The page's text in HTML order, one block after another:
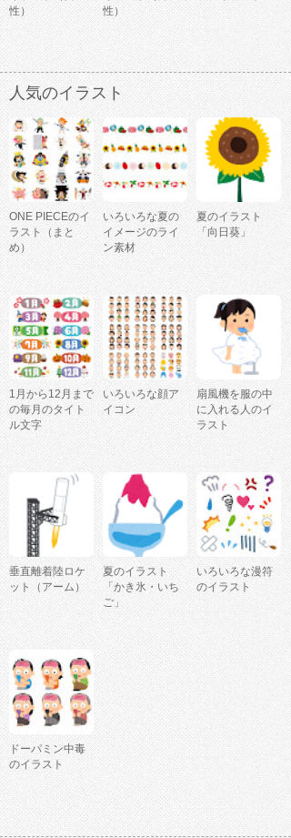
性）
性）
人気のイラスト
ONE PIECEのイ
ラスト（まと
め）
いろいろな夏の
イメージのライ
ン素材
夏のイラスト
「向日葵」
1月から12月まで
の毎月のタイト
ル文字
いろいろな顔ア
イコン
扇風機を服の中
に入れる人のイ
ラスト
垂直離着陸ロケ
ット（アーム）
夏のイラスト
「かき氷・いち
ご」
いろいろな漫符
のイラスト
ドーパミン中毒
のイラスト